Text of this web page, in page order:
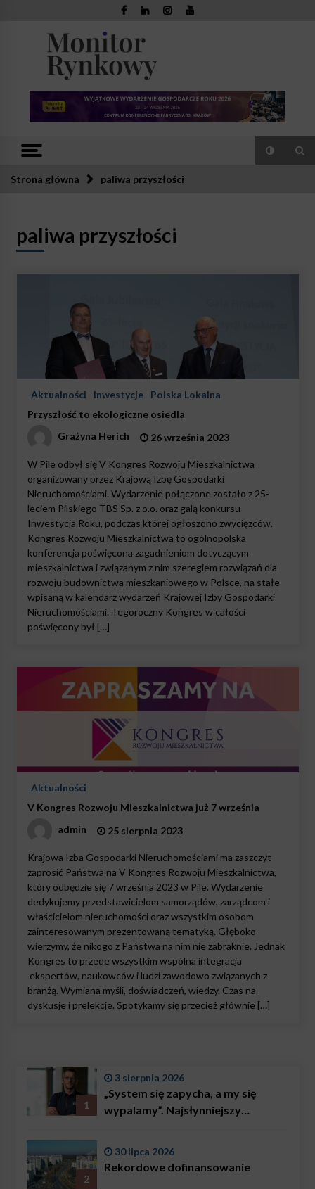
Monitor
Rynkowy
Strona główna paliwa przyszłości
paliwa przyszłości
Aktualności Inwestycje
Polska Lokalna
Przyszłość to ekologiczne osiedla
Grażyna Herich
26 września 2023
W Pile odbył się V Kongres Rozwoju Mieszkalnictwa
organizowany przez Krajową Izbę Gospodarki
Nieruchomościami. Wydarzenie połączone zostało z 25-
leciem Pilskiego TBS Sp. z o.o. oraz galą konkursu
Inwestycja Roku, podczas której ogłoszono zwycięzców.
Kongres Rozwoju Mieszkalnictwa to ogólnopolska
konferencja poświęcona zagadnieniom dotyczącym
mieszkalnictwa i związanym z nim szeregiem rozwiązań dla
rozwoju budownictwa mieszkaniowego w Polsce, na stałe
wpisaną w kalendarz wydarzeń Krajowej Izby Gospodarki
Nieruchomościami. Tegoroczny Kongres w całości
poświęcony był […]
Aktualności
V Kongres Rozwoju Mieszkalnictwa już 7 września
admin
25 sierpnia 2023
Krajowa Izba Gospodarki Nieruchomościami ma zaszczyt
zaprosić Państwa na V Kongres Rozwoju Mieszkalnictwa,
który odbędzie się 7 września 2023 w Pile. Wydarzenie
dedykujemy przedstawicielom samorządów, zarządcom i
właścicielom nieruchomości oraz wszystkim osobom
zainteresowanym prezentowaną tematyką. Głęboko
wierzymy, że nikogo z Państwa na nim nie zabraknie. Jednak
Kongres to przede wszystkim wspólna integracja
ekspertów, naukowców i ludzi zawodowo związanych z
branżą. Wymiana myśli, doświadczeń, wiedzy. Czas na
dyskusje i prelekcje. Spotykamy się przecież głównie […]
1
3 sierpnia 2026
„System się zapycha, a my się
wypalamy”. Najsłynniejszy
problemem są nie tylko choroby
2
30 lipca 2026
Rekordowe dofinansowanie